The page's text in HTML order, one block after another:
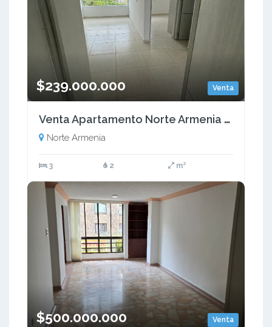
Venta
$239.000.000
Venta Apartamento Norte Armenia Quindio COD: 8302931
Norte Armenia
3 2 m²
Venta
$500.000.000